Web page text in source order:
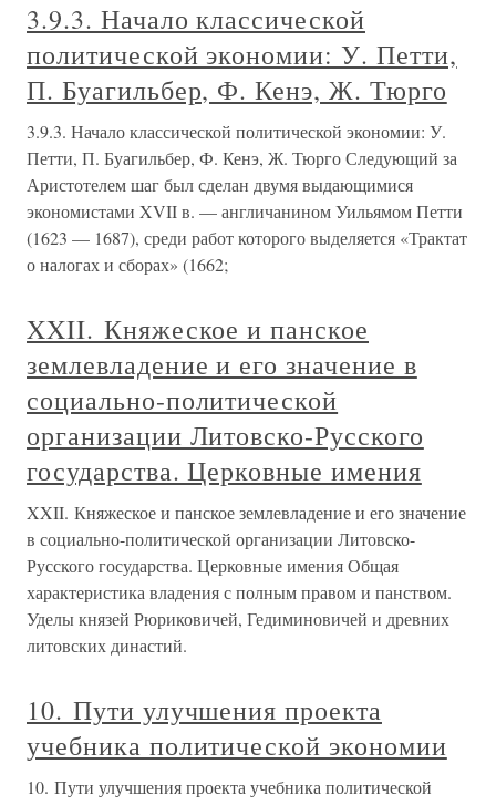
3.9.3. Начало классической
политической экономии: У. Петти,
П. Буагильбер, Ф. Кенэ, Ж. Тюрго
3.9.3. Начало классической политической экономии: У.
Петти, П. Буагильбер, Ф. Кенэ, Ж. Тюрго Следующий за
Аристотелем шаг был сделан двумя выдающимися
экономистами XVII в. — англичанином Уильямом Петти
(1623 — 1687), среди работ которого выделяется «Трактат
о налогах и сборах» (1662;
XXII. Княжеское и панское
землевладение и его значение в
социально-политической
организации Литовско-Русского
государства. Церковные имения
XXII. Княжеское и панское землевладение и его значение
в социально-политической организации Литовско-
Русского государства. Церковные имения Общая
характеристика владения с полным правом и панством.
Уделы князей Рюриковичей, Гедиминовичей и древних
литовских династий.
10. Пути улучшения проекта
учебника политической экономии
10. Пути улучшения проекта учебника политической